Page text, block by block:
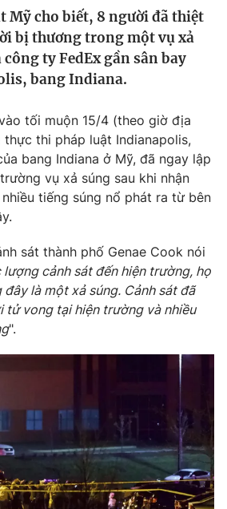
lai
Podcast
Mỹ cho biết, 8 người đã thiệt
bị thương trong một vụ xả
công ty FedEx gần sân bay
bang Indiana.
tối muộn 15/4 (theo giờ địa
thi pháp luật Indianapolis,
bang Indiana ở Mỹ, đã ngay lập
vụ xả súng sau khi nhận
tiếng súng nổ phát ra từ bên
sát thành phố Genae Cook nói
lượng cảnh sát đến hiện trường, họ
đây là một xả súng. Cảnh sát đã
tử vong tại hiện trường và nhiều
".